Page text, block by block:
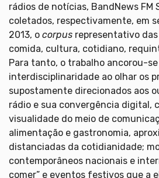
rádios de notícias, BandNews FM
coletados, respectivamente, em
2013, o corpus representativo
comida, cultura, cotidiano,
Para tanto, o trabalho ancorou-se
interdisciplinaridade ao olhar os
supostamente direcionados aos
rádio e sua convergência digital,
visualidade do meio de
alimentação e gastronomia,
distanciadas da cotidianidade;
contemporâneos nacionais e
comer” e eventos festivos que a